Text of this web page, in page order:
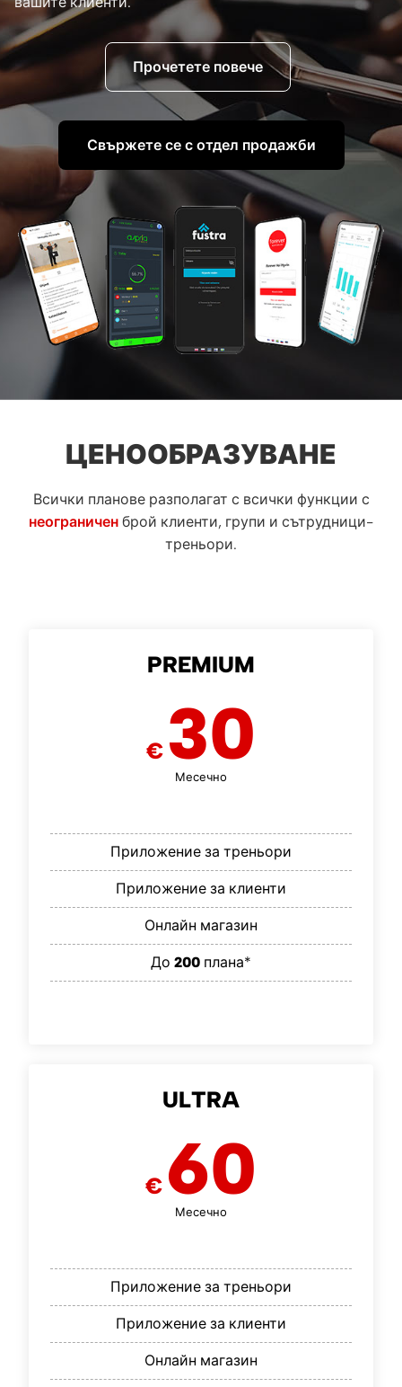
Прочетете повече
Свържете се с отдел продажби
ЦЕНООБРАЗУВАНЕ
Всички планове разполагат с всички функции с
неограничен брой клиенти, групи и сътрудници-
треньори.
PREMIUM
€ 30
Месечно
Приложение за треньори
Приложение за клиенти
Онлайн магазин
До 200 плана*
ULTRA
€ 60
Месечно
Приложение за треньори
Приложение за клиенти
Онлайн магазин